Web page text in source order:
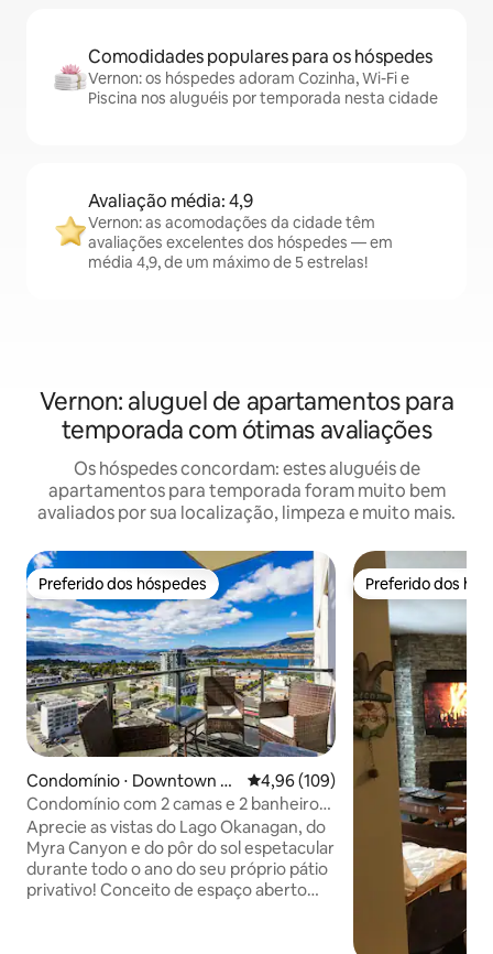
Comodidades populares para os hóspedes
Vernon: os hóspedes adoram Cozinha, Wi-Fi e
Piscina nos aluguéis por temporada nesta cidade
Avaliação média: 4,9
Vernon: as acomodações da cidade têm
avaliações excelentes dos hóspedes — em
média 4,9, de um máximo de 5 estrelas!
Vernon: aluguel de apartamentos para
temporada com ótimas avaliações
Os hóspedes concordam: estes aluguéis de
apartamentos para temporada foram muito bem
avaliados por sua localização, limpeza e muito mais.
Preferido dos hóspedes
Preferido dos hóspedes
Condomínio ⋅ Downtown N
orth
4,96 de uma avaliação média de
4,96 (109)
Condomínio com 2 camas e 2 banheiros
com vistas deslumbrantes de 180 graus
Aprecie as vistas do Lago Okanagan, do
Myra Canyon e do pôr do sol espetacular
durante todo o ano do seu próprio pátio
privativo! Conceito de espaço aberto
Preferido dos
Preferido dos